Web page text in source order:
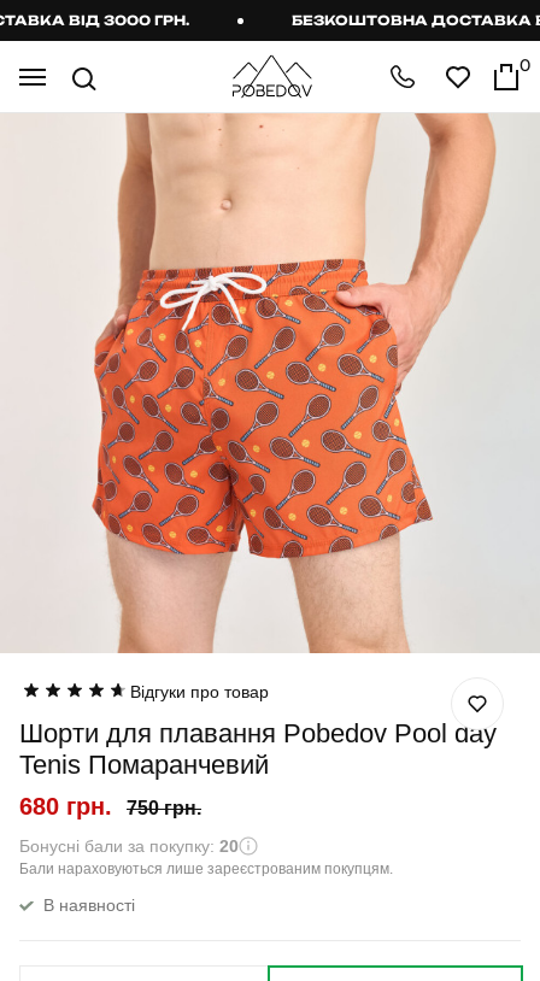
ВІД 3000 ГРН. БЕЗКОШТОВНА ДОСТАВКА
0
Відгуки про товар
Шорти для плавання Pobedov Pool day
Tenis Помаранчевий
680 грн. 750 грн.
Бонусні бали за покупку: 20
Бали нараховуються лише зареєстрованим покупцям.
В наявності